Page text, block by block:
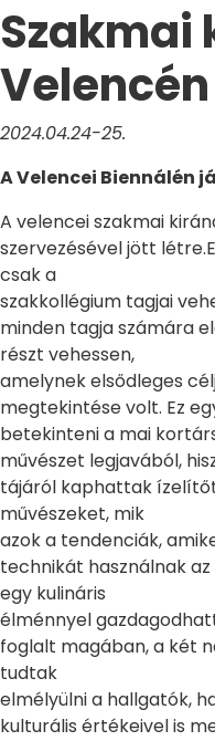
Szakmai
Velencén
2024.04.24-25.
A Velencei Biennálén
A velencei szakmai
szervezésével jött
csak a
szakkollégium tagjai
minden tagja számára
részt vehessen,
amelynek elsődleges
megtekintése volt. Ez
betekinteni a mai
művészet legjavából,
tájáról kaphattak
művészeket, mik
azok a tendenciák,
technikát használnak
egy kulináris
élménnyel
foglalt magában, a két
tudtak
elmélyülni a hallgatók,
kulturális értékeivel is